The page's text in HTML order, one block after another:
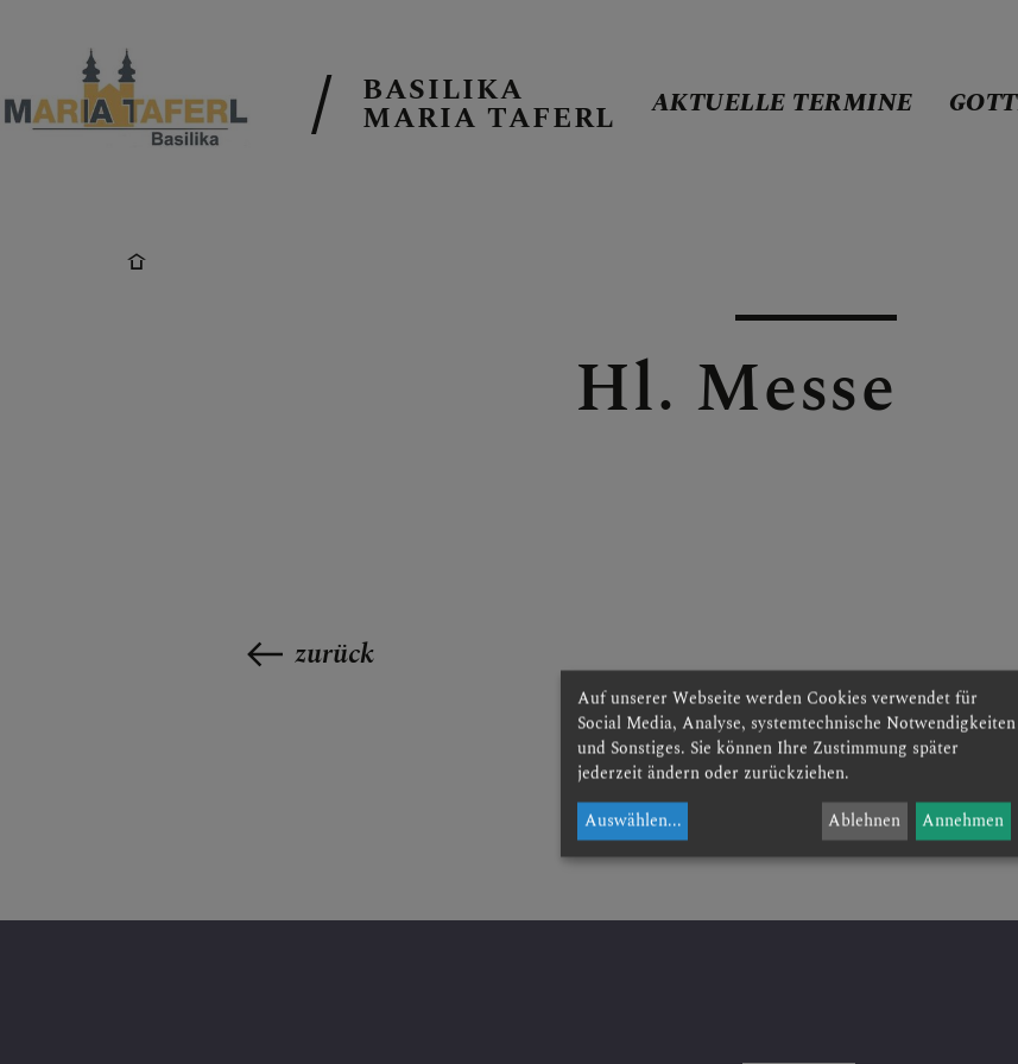
FESTE & FEIERN
GRUPPEN & RUNDEN
BASILIKA
MARIA TAFERL AKTUELLE TERMINE
Hl. Messe
zurück
Auf unserer Webseite werden Cookies verwendet für
Social Media, Analyse, systemtechnische Notwendigkeiten
und Sonstiges. Sie können Ihre Zustimmung später
jederzeit ändern oder zurückziehen.
Auswählen... Ablehnen Annehmen